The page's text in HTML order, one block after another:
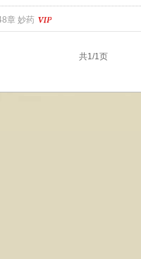
章 妙药
共1/1页